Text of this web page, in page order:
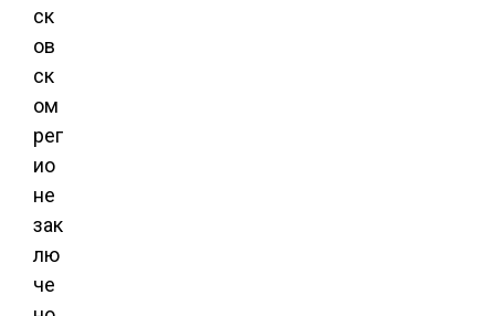
ск
ов
ск
ом
рег
ио
не
зак
лю
че